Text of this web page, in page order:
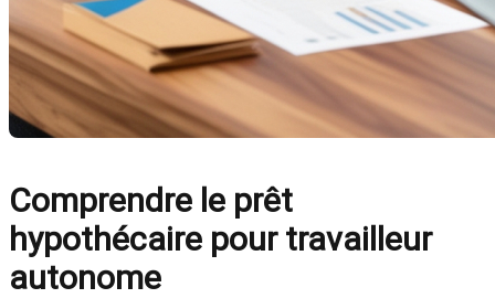
Comprendre le prêt
hypothécaire pour travailleur
autonome